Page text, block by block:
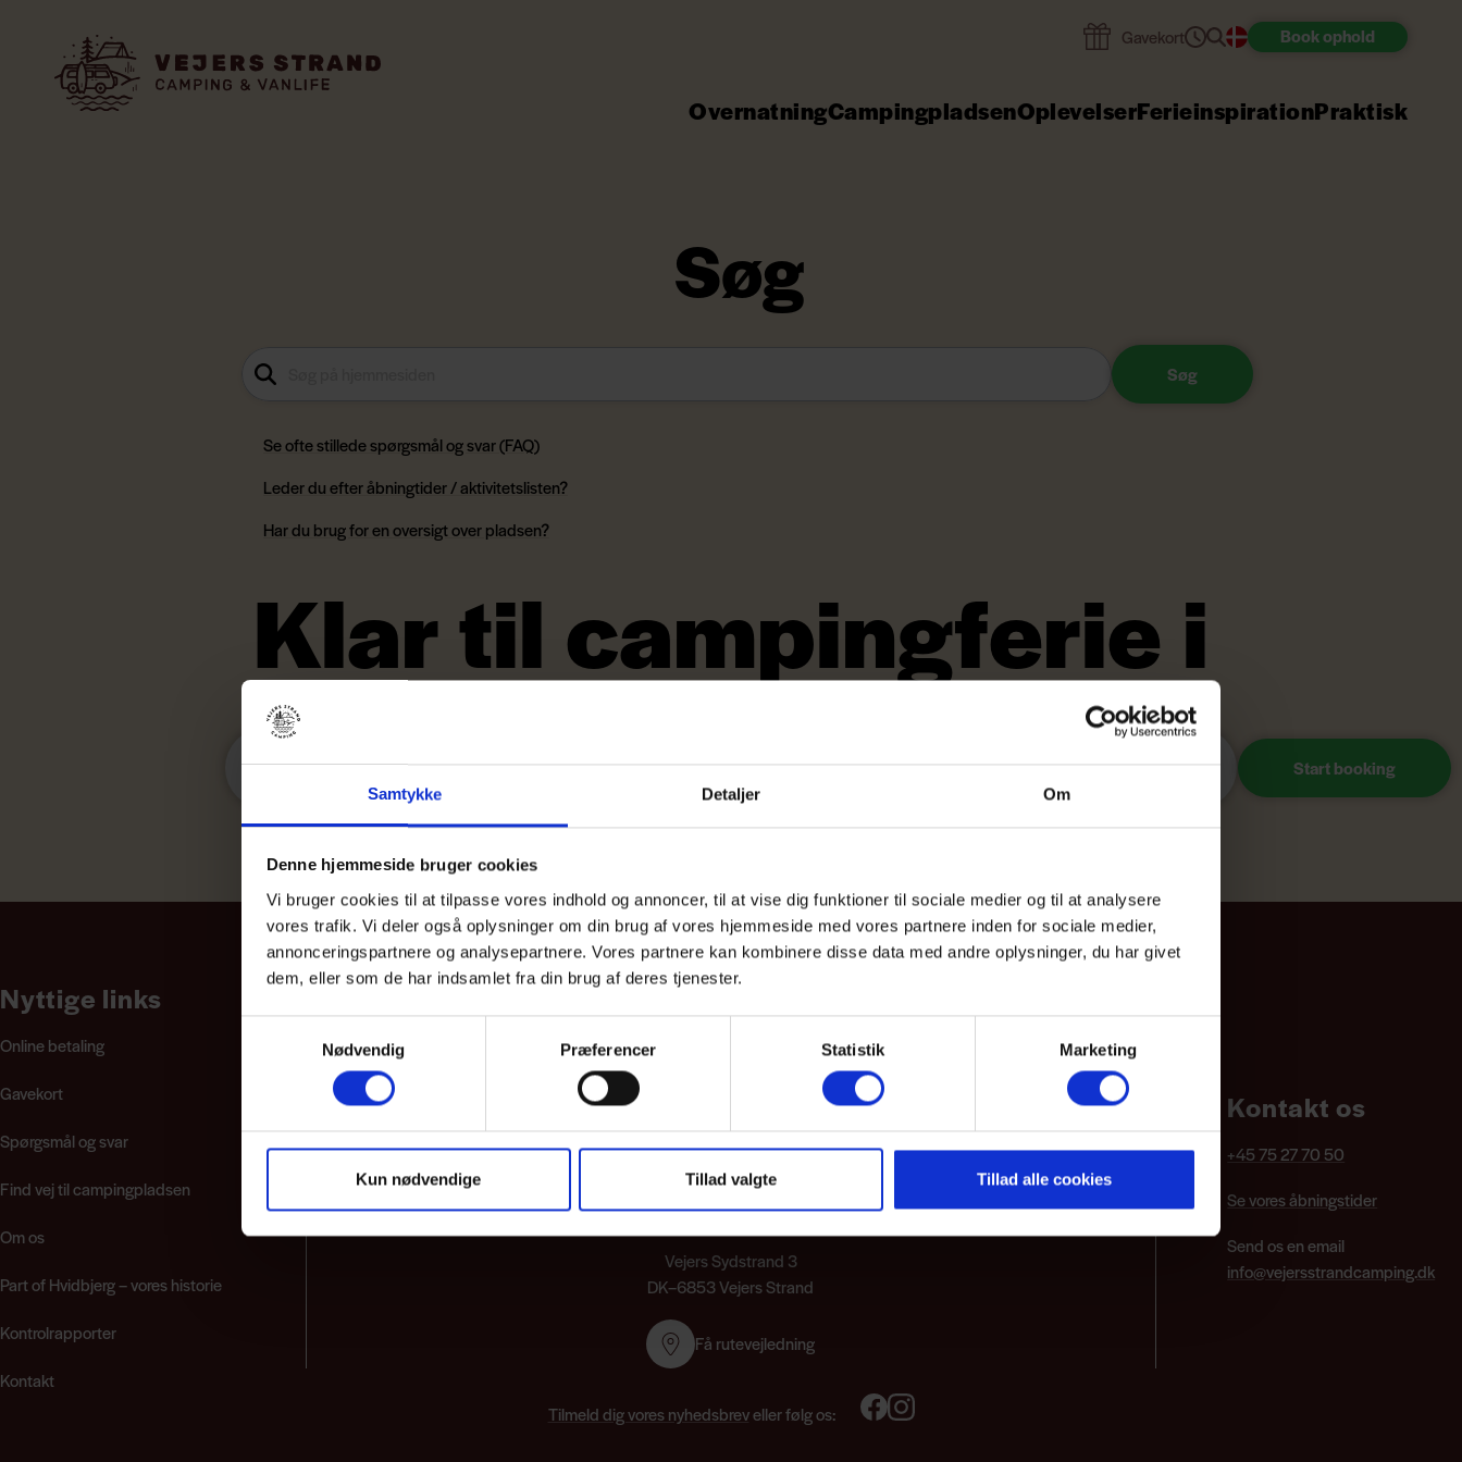
Samtykke Detaljer Om
Denne hjemmeside bruger cookies
Vi bruger cookies til at tilpasse vores indhold og annoncer, til at vise dig funktioner til sociale medier og til at analysere
vores trafik. Vi deler også oplysninger om din brug af vores hjemmeside med vores partnere inden for sociale medier,
annonceringspartnere og analysepartnere. Vores partnere kan kombinere disse data med andre oplysninger, du har givet
dem, eller som de har indsamlet fra din brug af deres tjenester.
Nødvendig
Præferencer Statistik Marketing
Kun nødvendige Tillad valgte Tillad alle cookies
Gavekort Bookophold
OvernatningCampingpladsenOplevelserFerieinspirationPraktisk
Søg
Søg
Se ofte stillede spørgsmål og svar (FAQ)
Leder du efter åbningtider / aktivitetslisten?
Har du brug for en oversigt over pladsen?
Klar til campingferie i
det fri?
Vælg overnatning
Nyttige links
Online betaling
Gavekort
Spørgsmål og svar
Find vej til campingpladsen
Om os
Part of Hvidbjerg – vores historie
Kontrolrapporter
Kontakt
Vejers Strand Camping
Vejers Sydstrand 3
DK–6853 Vejers Strand
Få rutevejledning
Kontakt os
+45 75 27 70 50
Se vores åbningstider
Send os en email
info@vejersstrandcamping.dk
Tilmeld dig vores nyhedsbreveller følg os: